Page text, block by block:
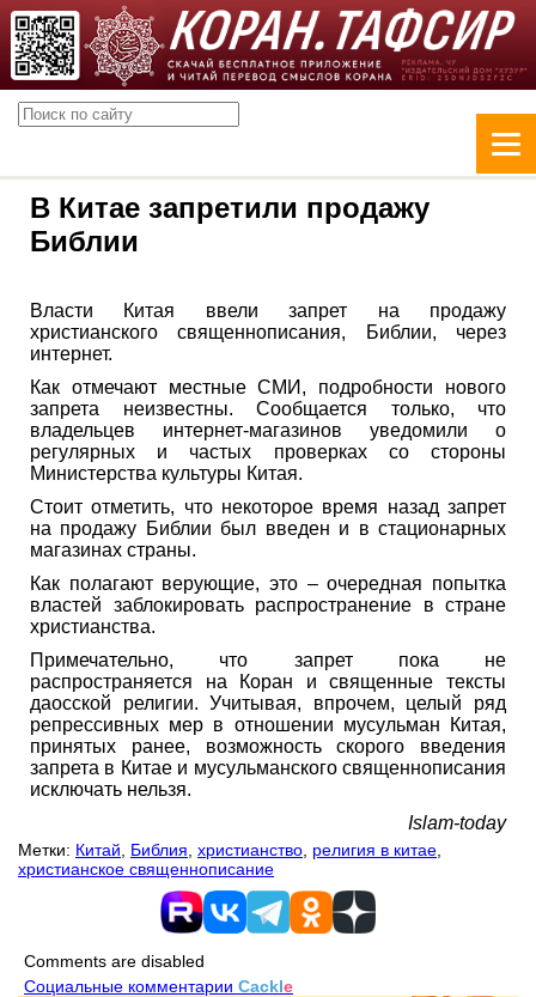
В Китае запретили продажу
Библии
Власти Китая ввели запрет на продажу
христианского священнописания, Библии, через
интернет.
Как отмечают местные СМИ, подробности нового
запрета неизвестны. Сообщается только, что
владельцев интернет-магазинов уведомили о
регулярных и частых проверках со стороны
Министерства культуры Китая.
Стоит отметить, что некоторое время назад запрет
на продажу Библии был введен и в стационарных
магазинах страны.
Как полагают верующие, это – очередная попытка
властей заблокировать распространение в стране
христианства.
Примечательно, что запрет пока не
распространяется на Коран и священные тексты
даосской религии. Учитывая, впрочем, целый ряд
репрессивных мер в отношении мусульман Китая,
принятых ранее, возможность скорого введения
запрета в Китае и мусульманского священнописания
исключать нельзя.
Islam-today
Метки: Китай Библия христианство религия в китае
христианское священнописание
Comments are disabled
Социальные комментарии Cackle